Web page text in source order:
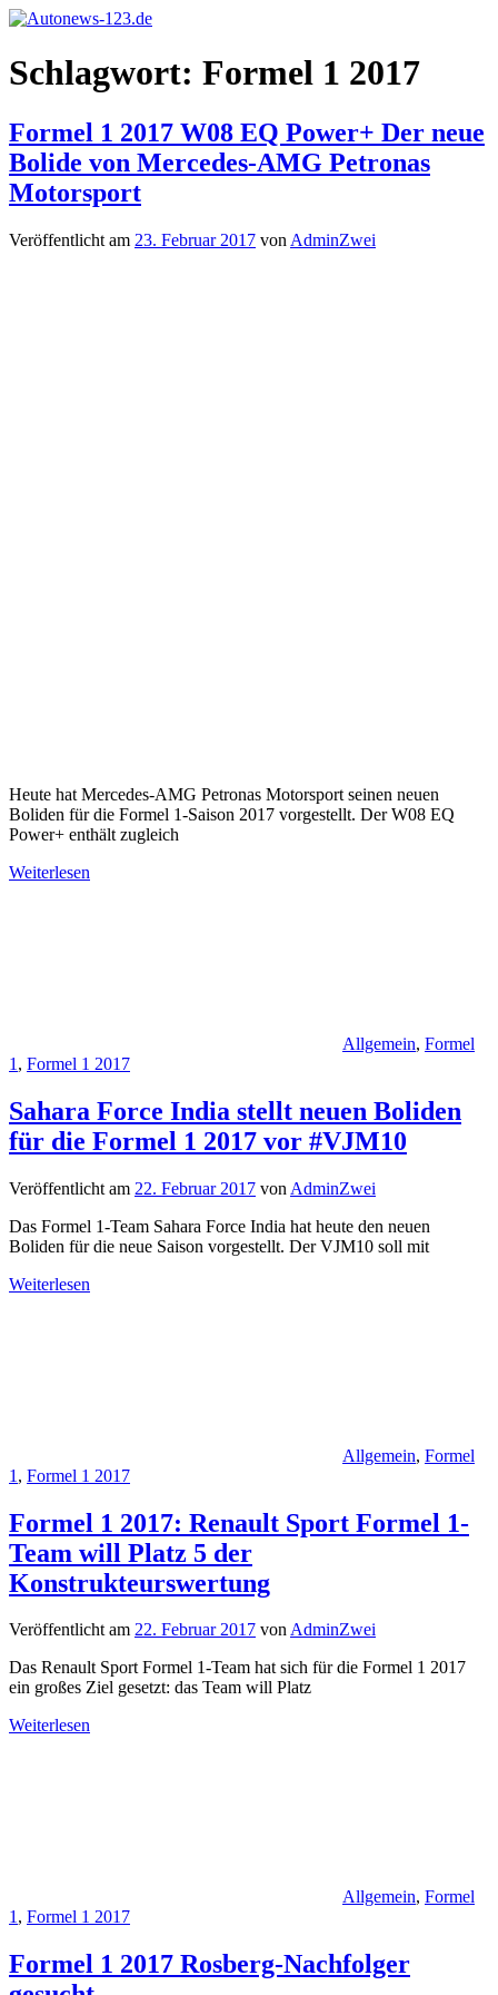
Zum
springen
Autonews-
123.de
Autonews
mit
Schlagwort: Formel 1 2017
Formel 1 2017 W08 EQ Power+ Der neue
Bolide von Mercedes-AMG Petronas
Motorsport
Veröffentlicht am 23. Februar 2017 von AdminZwei
Heute hat Mercedes-AMG Petronas Motorsport seinen neuen
Boliden für die Formel 1-Saison 2017 vorgestellt. Der W08 EQ
Power+ enthält zugleich
Weiterlesen
Allgemein, Formel
1 , Formel 1 2017
Sahara Force India stellt neuen Boliden
für die Formel 1 2017 vor #VJM10
Veröffentlicht am 22. Februar 2017 von AdminZwei
Das Formel 1-Team Sahara Force India hat heute den neuen
Boliden für die neue Saison vorgestellt. Der VJM10 soll mit
Weiterlesen
Allgemein, Formel
1 , Formel 1 2017
Formel 1 2017: Renault Sport Formel 1-
Team will Platz 5 der
Konstrukteurswertung
Veröffentlicht am 22. Februar 2017 vonAdminZwei
Das Renault Sport Formel 1-Team hat sich für die Formel 1 2017
ein großes Ziel gesetzt: das Team will Platz
Weiterlesen
Allgemein, Formel
1, Formel 1 2017
Formel 1 2017 Rosberg-Nachfolger